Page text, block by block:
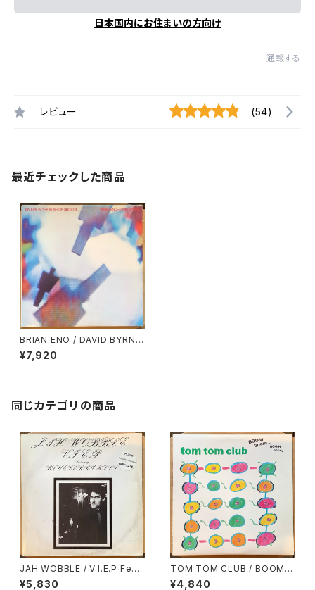
日本国内にお住まいの方向け
通報する
レビュー (54)
最近チェックした商品
BRIAN ENO / DAVID BYRNE
/ MY LIFE IN THE BUSH OF
GHOSTS
¥7,920
同じカテゴリの商品
JAH WOBBLE / V.I.E.P Feat
uring BLUEBERRY HILL
¥5,830
TOM TOM CLUB / BOOM B
OOM CHI BOOM BOOM
¥4,840